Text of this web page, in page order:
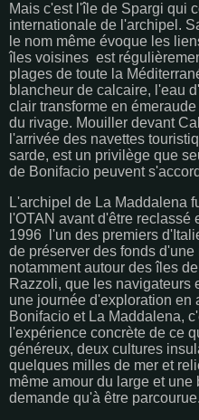
Mais c'est l'île de Spargi qui
internationale de l'archipel.
le nom même évoque les
îles voisines est
plages de toute la
blancheur de calcaire, l'eau
clair transforme en
du rivage. Mouiller devant
l'arrivée des navettes
sarde, est un privilège que
de Bonifacio peuvent
L'archipel de La Maddalena
l'OTAN avant d'être reclassé
1996 l'un des premiers
de préserver des fonds
notamment autour des îles
Razzoli, que les navigateurs
une journée d'exploration en
Bonifacio et La Maddalena,
l'expérience concrète de ce
généreux, deux cultures
quelques milles de mer et
même amour du large et
demande qu'à être parcourue.